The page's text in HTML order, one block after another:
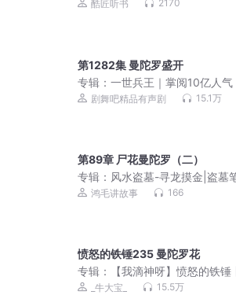
酷匠听书 2170
第1282集 曼陀罗盛开
专辑：一世兵王｜掌阅10亿人气
疯狂｜热血都市
剧舞吧精品有声剧 15.1万
第89章 尸花曼陀罗（二）
专辑： 风水盗墓-寻龙摸金|盗墓
传|风水堪舆|鬼吹灯
鸿毛讲故事 166
愤怒的铁锤235 曼陀罗花
专辑：
【我滴神呀】愤怒的铁锤
都市多人有声剧（牛大宝&茵蔚&
_牛大宝_ 15.5万